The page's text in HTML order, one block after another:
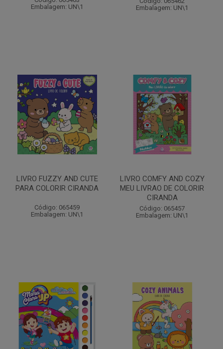
Embalagem: UN\1
Embalagem: UN\1
LIVRO FUZZY AND CUTE
PARA COLORIR CIRANDA
Código: 065459
Embalagem: UN\1
LIVRO COMFY AND COZY
MEU LIVRAO DE COLORIR
CIRANDA
Código: 065457
Embalagem: UN\1